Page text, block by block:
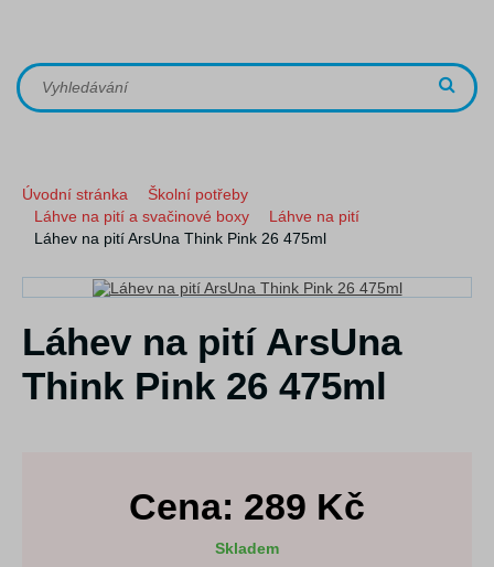
Úvodní stránka
Školní potřeby
Láhve na pití a svačinové boxy
Láhve na pití
Láhev na pití ArsUna Think Pink 26 475ml
Láhev na pití ArsUna
Think Pink 26 475ml
Cena: 289 Kč
Skladem